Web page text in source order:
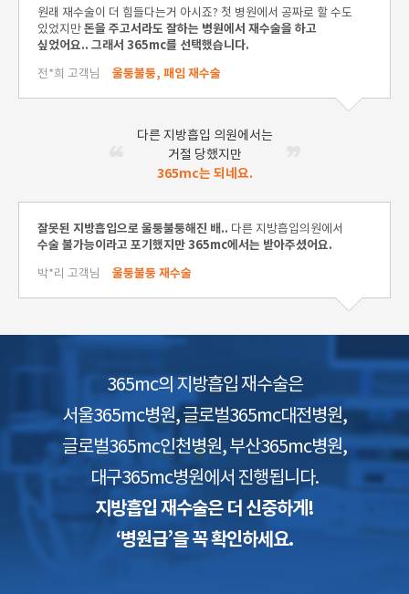
원래 재수술이 더 힘들다는거 아시죠? 첫 병원에서 공짜로 할 수도
있었지만돈을 주고서라도 잘하는 병원에서 재수술을 하고
싶었어요.. 그래서 365mc를 선택했습니다.
전*희 고객님
울퉁불퉁, 패임 재수술
다른 지방흡입 의원에서는
거절 당했지만
365mc는 되네요.
잘못된 지방흡입으로 울퉁불퉁해진 배.. 다른 지방흡입의원에서
수술 불가능이라고 포기했지만 365mc에서는 받아주셨어요.
박*리 고객님
울퉁불퉁 재수술
365mc의 지방흡입 재수술은
서울365mc병원, 글로벌365mc대전병원,
글로벌365mc인천병원, 부산365mc병원,
대구365mc병원에서 진행됩니다.
지방흡입 재수술은 더 신중하게!
‘병원급’을 꼭 확인하세요.